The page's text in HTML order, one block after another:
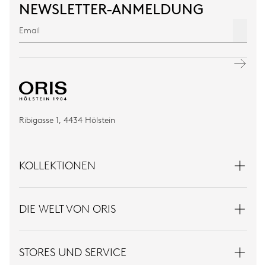
NEWSLETTER-ANMELDUNG
Ribigasse 1, 4434 Hölstein
KOLLEKTIONEN
DIE WELT VON ORIS
STORES UND SERVICE